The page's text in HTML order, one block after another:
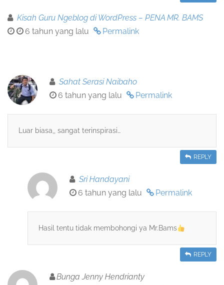
Kisah Guru Ngeblog di WordPress – PENA MR. BAMS
6 tahun yang lalu
Permalink
Sahat Serasi Naibaho
6 tahun yang lalu
Permalink
Luar biasa,, sangat terinspirasi…
REPLY
Sri Handayani
6 tahun yang lalu
Permalink
Hasil tentu tidak membohongi ya Mr.Bams
REPLY
Bunga Jenny Hendrianty